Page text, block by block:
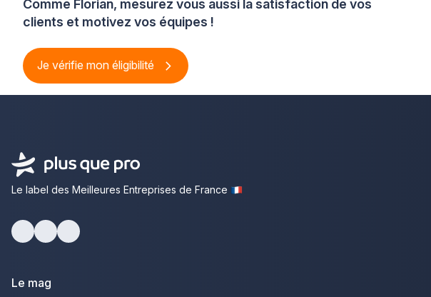
Comme Florian, mesurez vous aussi la satisfaction de vos
clients et motivez vos équipes !
Je vérifie mon éligibilité
Le label des Meilleures Entreprises de France
Le mag